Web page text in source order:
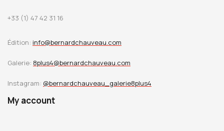
+33 (1) 47 42 31 16
Édition: info@bernardchauveau.com
Galerie: 8plus4@bernardchauveau.com
Instagram: @bernardchauveau_galerie8plus4
My account